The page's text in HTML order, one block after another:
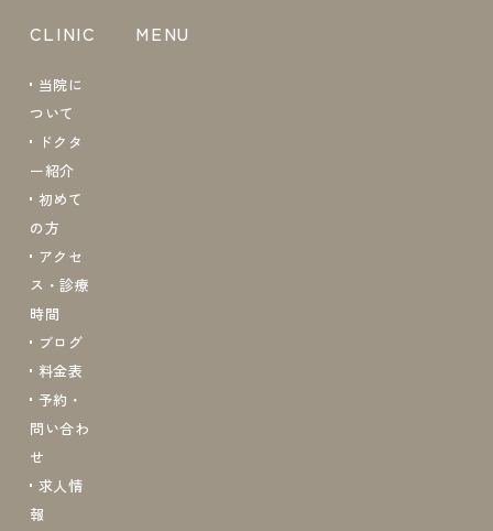
CLINIC
当院に
ついて
ドクタ
ー紹介
初めて
の方
アクセ
ス・診療
時間
ブログ
料金表
予約・
問い合わ
せ
求人情
報
MENU